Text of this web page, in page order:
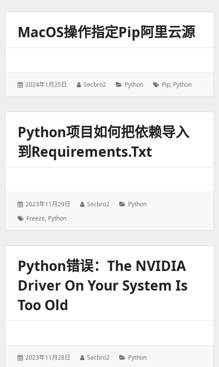
MacOS操作指定pip阿里云源
发
2024年1月25日
作
Secbro2
分
Python
标
Pip, Python
Python项目如何把依赖导入
到requirements.txt
发
于：
2023年11月29日
作
Secbro2
分
Python
标
Freeze, Python
Python错误：The NVIDIA
Driver On Your System Is
Too Old
发
2023年11月28日
作
Secbro2
分
Python